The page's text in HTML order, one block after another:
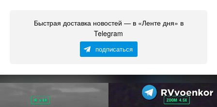
Быстрая доставка новостей — в «Ленте дня» в
Telegram
подписаться